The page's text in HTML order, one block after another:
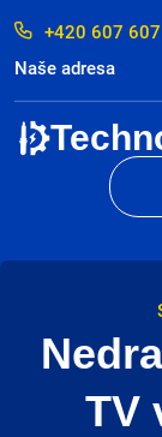
+420 607
Naše adresa
TV